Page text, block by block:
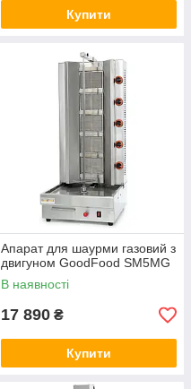
Купити
Апарат для шаурми газовий з
двигуном GoodFood SM5MG
В наявності
17 890 ₴
Купити